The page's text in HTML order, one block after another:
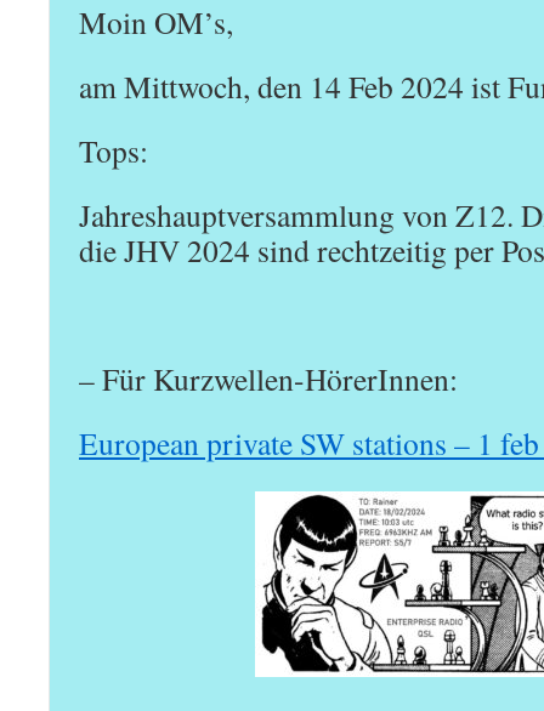
Moin OM’s,
am Mittwoch, den 14 Feb 2024 ist
Tops:
Jahreshauptversammlung von Z12.
die JHV 2024 sind rechtzeitig per
– Für Kurzwellen-HörerInnen:
European private SW stations – 1